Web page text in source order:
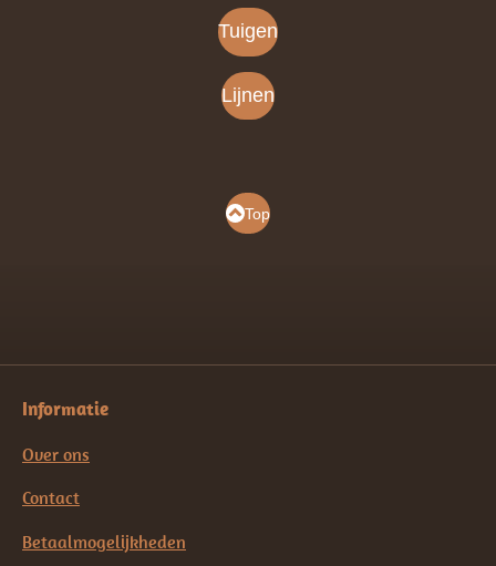
Tuigen
Lijnen
Top
Informatie
Over ons
Contact
Betaalmogelijkheden